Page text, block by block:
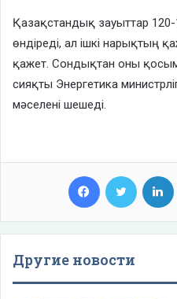
Қазақстандық зауыттар
өндіреді, ал ішкі нарықтың
қажет. Сондықтан оны
сияқты Энергетика
мәселені шешеді.
Facebook Twitter
Другие новости